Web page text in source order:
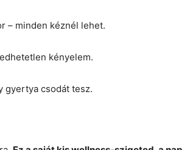
– minden kéznél lehet.
kényelem.
gyertya csodát tesz.